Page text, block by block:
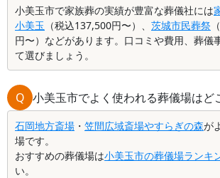
小美玉市で家族葬の実績が豊富な葬儀社には
小美玉 （税込137,500円〜）、 茨城市民葬祭
円〜）などがあります。口コミや費用、葬儀
て選びましょう。
Q 小美玉市でよく使われる葬儀場はど
石岡地方斎場 ・ 笠間広域斎場やすらぎの森が
場です。
おすすめの葬儀場は小美玉市の葬儀場ランキ
い。